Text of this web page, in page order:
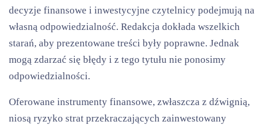
decyzje finansowe i inwestycyjne czytelnicy podejmują na
własną odpowiedzialność. Redakcja dokłada wszelkich
starań, aby prezentowane treści były poprawne. Jednak
mogą zdarzać się błędy i z tego tytułu nie ponosimy
odpowiedzialności.
Oferowane instrumenty finansowe, zwłaszcza z dźwignią,
niosą ryzyko strat przekraczających zainwestowany